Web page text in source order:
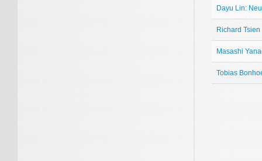
Dayu Lin:
Richard
Masashi
Tobias